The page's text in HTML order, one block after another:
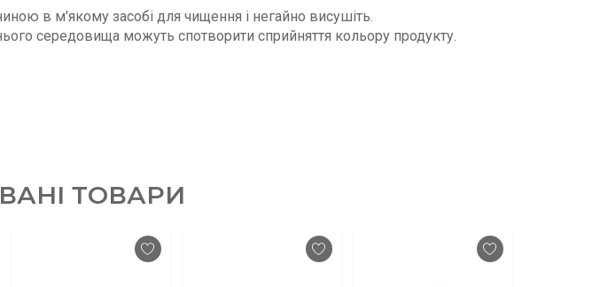
в м'якому засобі для чищення і негайно висушіть.
середовища можуть спотворити сприйняття кольору продукту.
ТОВАРИ